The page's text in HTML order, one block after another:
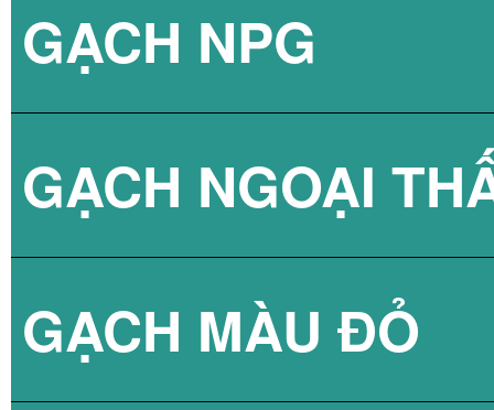
BÌNH NÓNG
BÌNH NÓNG
BÌNH NÓNG
GẠCH NPG
GẠCH NPG
GẠCH NPG
GẠCH NGOẠI
GẠCH MÀU ĐỎ